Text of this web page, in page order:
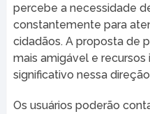
percebe a necessidade
constantemente para
cidadãos. A proposta de
mais amigável e
significativo nessa
Os usuários poderão